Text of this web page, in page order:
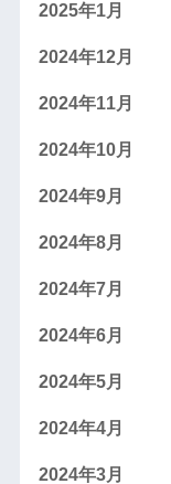
2025年1月
2024年12月
2024年11月
2024年10月
2024年9月
2024年8月
2024年7月
2024年6月
2024年5月
2024年4月
2024年3月